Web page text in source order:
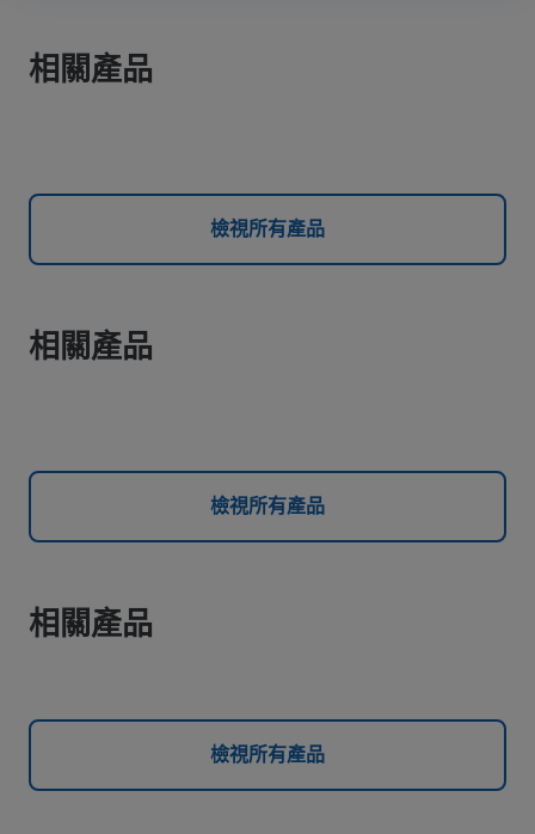
相關產品
檢視所有產品
相關產品
檢視所有產品
相關產品
檢視所有產品